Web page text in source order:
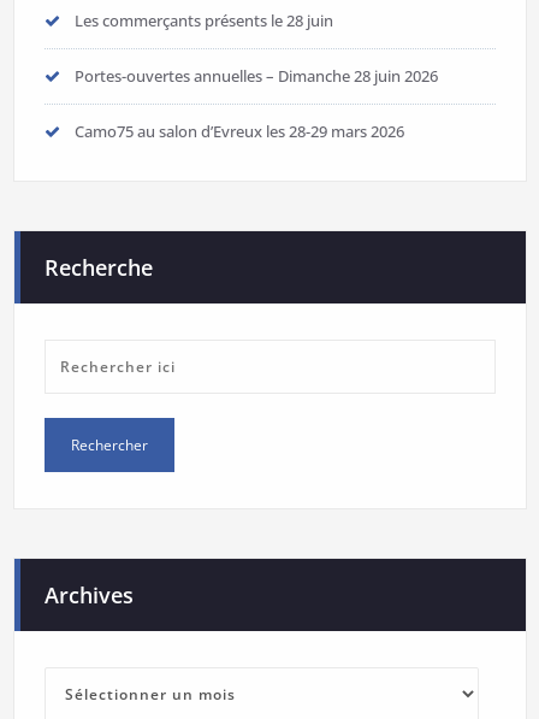
Les commerçants présents le 28 juin
Portes-ouvertes annuelles – Dimanche 28 juin 2026
Camo75 au salon d’Evreux les 28-29 mars 2026
Recherche
Archives